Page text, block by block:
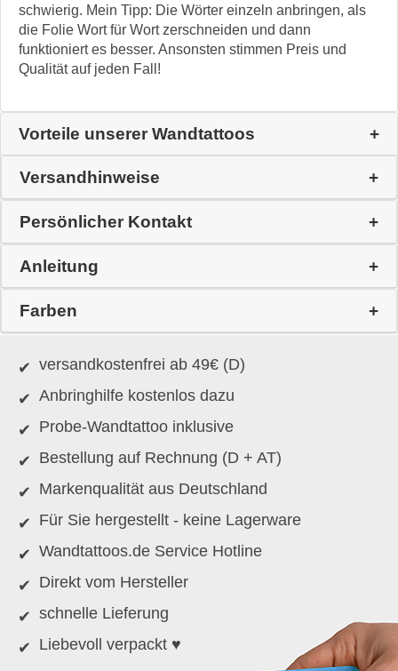
schwierig. Mein Tipp: Die Wörter einzeln anbringen, als
die Folie Wort für Wort zerschneiden und dann
funktioniert es besser. Ansonsten stimmen Preis und
Qualität auf jeden Fall!
Vorteile unserer Wandtattoos
Versandhinweise
Persönlicher Kontakt
Anleitung
Farben
versandkostenfrei ab 49€ (D)
Anbringhilfe kostenlos dazu
Probe-Wandtattoo inklusive
Bestellung auf Rechnung (D + AT)
Markenqualität aus Deutschland
Für Sie hergestellt - keine Lagerware
Wandtattoos.de Service Hotline
Direkt vom Hersteller
schnelle Lieferung
Liebevoll verpackt ♥